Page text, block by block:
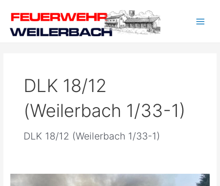
Inhalt
springen
DLK 18/12
(Weilerbach 1/33-1)
DLK 18/12 (Weilerbach 1/33-1)
Wohnhausbrand